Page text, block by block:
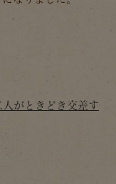
がときどき交差す